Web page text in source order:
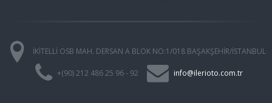
İKİTELLİ OSB MAH. DERSAN A BLOK NO:1/018 BAŞAKŞEHİR/İSTANBUL
+(90) 212 486 25 96 - 92 info@ilerioto.com.tr